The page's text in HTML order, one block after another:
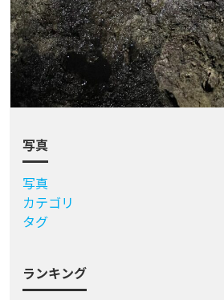
質問一覧
質問をする
アクティビティ
カテゴリ
タグ
写真
写真
カテゴリ
タグ
ランキング